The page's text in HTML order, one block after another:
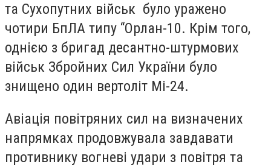
та Сухопутних військ було уражено
чотири БпЛА типу “Орлан-10. Крім того,
однією з бригад десантно-штурмових
військ Збройних Сил України було
знищено один вертоліт Мі-24.
Авіація повітряних сил на визначених
напрямках продовжувала завдавати
противнику вогневі удари з повітря та